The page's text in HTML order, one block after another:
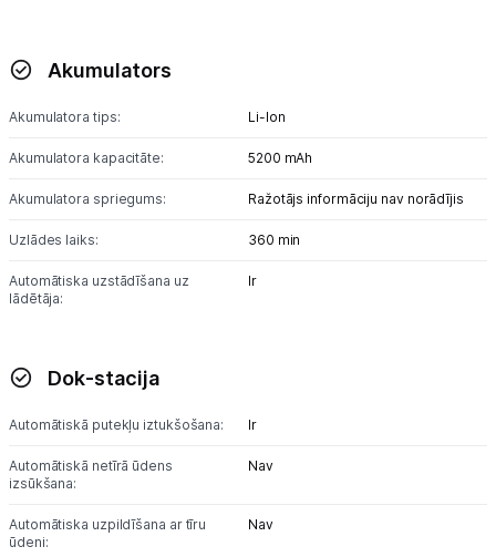
Akumulators
Akumulatora tips: Li-lon
Akumulatora kapacitāte: 5200 mAh
Akumulatora spriegums: Ražotājs informāciju nav norādījis
Uzlādes laiks: 360 min
Automātiska uzstādīšana uz
lādētāja:
Ir
Dok-stacija
Automātiskā putekļu iztukšošana: Ir
Automātiskā netīrā ūdens
izsūkšana:
Nav
Automātiska uzpildīšana ar tīru
ūdeni:
Nav